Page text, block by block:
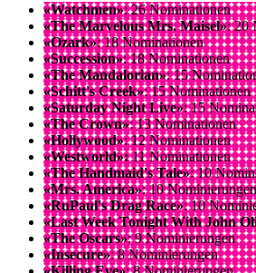
«Watchmen»: 26 Nominationen
«The Marvelous Mrs. Maisel»: 20
«Ozark»: 18 Nominationen
«Succession»: 18 Nominationen
«The Mandalorian»: 15
«Schitt's Creek»: 15 Nominationen
«Saturday Night Live»: 15
«The Crown»: 13 Nominationen
«Hollywood»: 12 Nominationen
«Westworld»:11 Nominationen
«The Handmaid's Tale»: 10
«Mrs. America»: 10 Nominierungen
«RuPaul's Drag Race»: 10
«Last Week Tonight With John
«The Oscars»: 9 Nominierungen
«Insecure»: 8 Nominierungen